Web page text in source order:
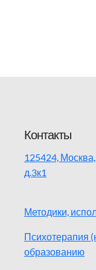
Контакты
125424,
д.3к1
Методики,
Психотерапия
образованию